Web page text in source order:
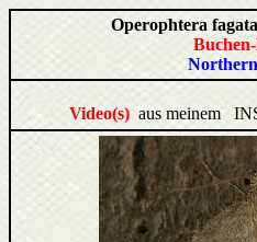
Operophtera
Video(s)aus meinem